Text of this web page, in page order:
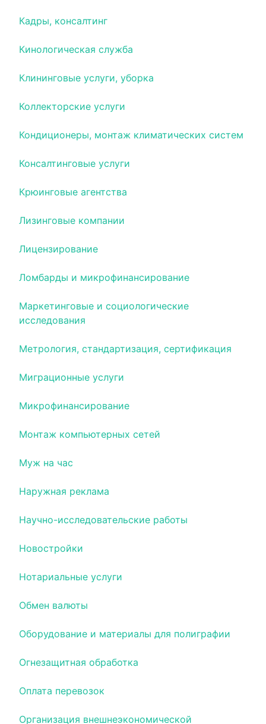
Кадры, консалтинг
Кинологическая служба
Клининговые услуги, уборка
Коллекторские услуги
Кондиционеры, монтаж климатических систем
Консалтинговые услуги
Крюинговые агентства
Лизинговые компании
Лицензирование
Ломбарды и микрофинансирование
Маркетинговые и социологические
исследования
Метрология, стандартизация, сертификация
Миграционные услуги
Микрофинансирование
Монтаж компьютерных сетей
Муж на час
Наружная реклама
Научно-исследовательские работы
Новостройки
Нотариальные услуги
Обмен валюты
Оборудование и материалы для полиграфии
Огнезащитная обработка
Оплата перевозок
Организация внешнеэкономической